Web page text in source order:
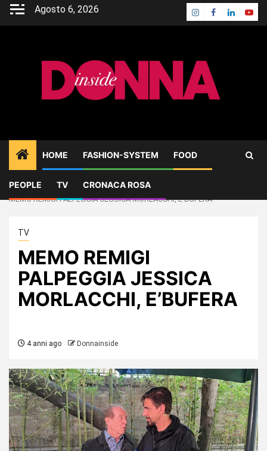
Skip
Agosto 6, 2026 Instagram
Facebook
Linkedin
HOME FASHION-SYSTEM FOOD
PEOPLE TV CRONACA ROSA
Home
TV
MEMO REMIGI PALPEGGIA JESSICA MORLACCHI, E’BUFERA
TV
MEMO REMIGI
PALPEGGIA JESSICA
MORLACCHI, E’BUFERA
4 anni ago Donnainside